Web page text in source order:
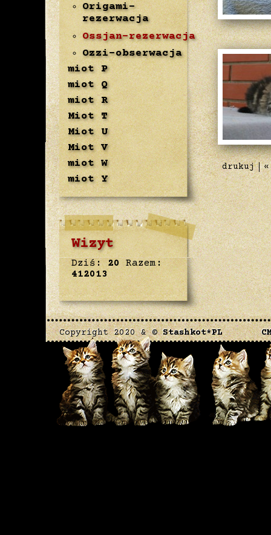
Origami-
rezerwacja
Ossjan-rezerwacja
Ozzi-obserwacja
miot P
miot Q
miot R
Miot T
Miot U
Miot V
miot W
miot Y
Wizyt
Dziś:20
Razem:
412013
drukuj
Copyright 2020 & ©Stashkot*PL